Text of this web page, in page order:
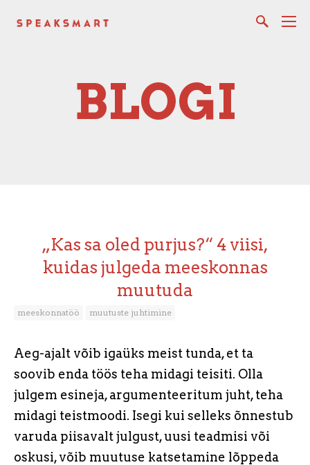
BLOGI
„Kas sa oled purjus?“ 4 viisi,
kuidas julgeda meeskonnas
muutuda
meeskonnatöö muutuste juhtimine
Aeg-ajalt võib igaüks meist tunda, et ta
soovib enda töös teha midagi teisiti. Olla
julgem esineja, argumenteeritum juht, teha
midagi teistmoodi. Isegi kui selleks õnnestub
varuda piisavalt julgust, uusi teadmisi või
oskusi, võib muutuse katsetamine lõppeda